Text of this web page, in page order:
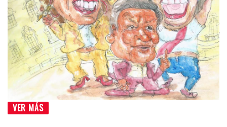
VER MÁS